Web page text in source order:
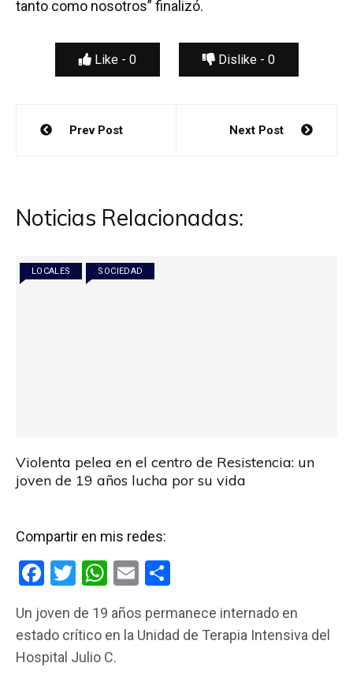
tanto como nosotros” finalizó.
Like - 0 Dislike - 0
Navegación
Prev Post Next Post
Noticias Relacionadas:
LOCALES SOCIEDAD
Violenta pelea en el centro de Resistencia: un
joven de 19 años lucha por su vida
Compartir en mis redes:
F
ce
b
T
tt
er
W
at
s
E
ail m
p
Un joven de 19 años permanece internado en
estado crítico en la Unidad de Terapia Intensiva del
Hospital Julio C.